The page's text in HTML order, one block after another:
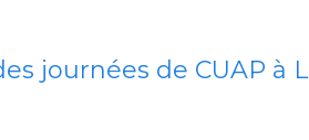
journées de CUAP à